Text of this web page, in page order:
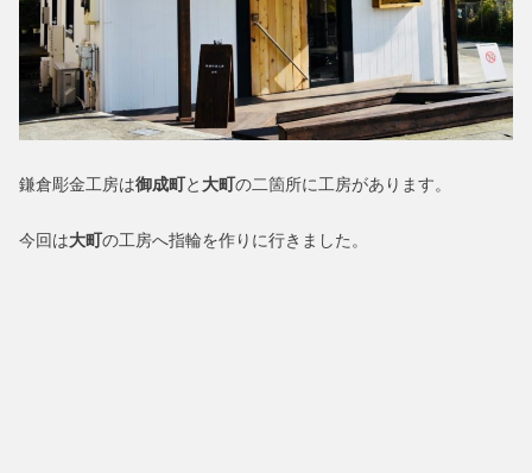
鎌倉彫金工房は御成町と 大町の二箇所に工房があります。
今回は大町の工房へ指輪を作りに行きました。